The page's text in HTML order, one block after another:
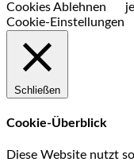
Cookies Ablehnen
Cookie-Einstellungen
Schließen
Cookie-Überblick
Diese Website nutzt